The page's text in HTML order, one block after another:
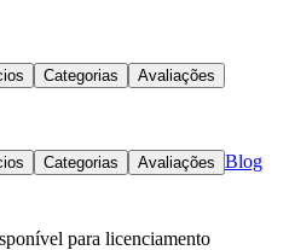
Categorias Avaliações
Categorias Avaliações Blog
para licenciamento